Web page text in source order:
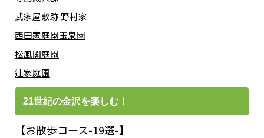
武家屋敷跡 野村家
西田家庭園玉泉園
松風閣庭園
辻家庭園
21世紀の金沢を楽しむ！
【お散歩コース-19選-】